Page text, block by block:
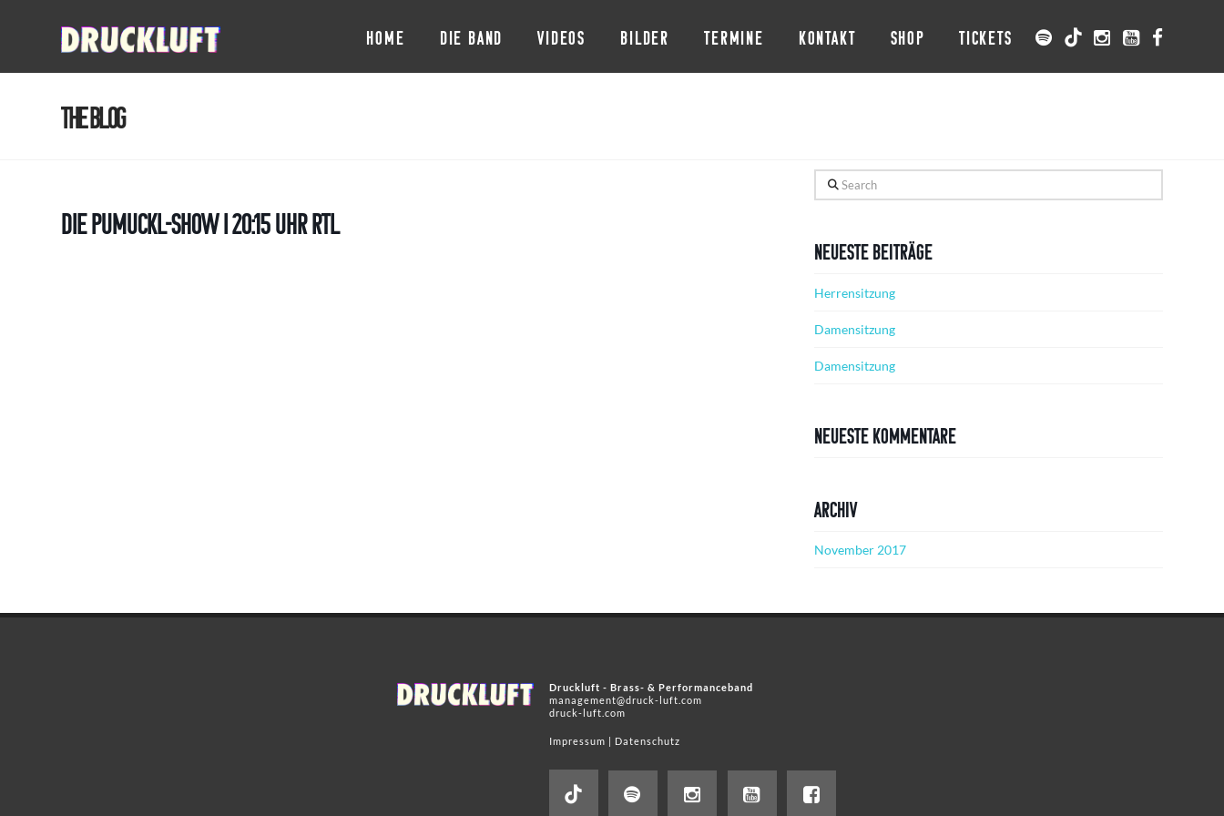
HOME DIE BAND VIDEOS BILDER TERMINE KONTAKT SHOP TICKETS
The Blog
Die Pumuckl-Show I 20:15 Uhr RTL
Search
Neueste Beiträge
Herrensitzung
Damensitzung
Damensitzung
Neueste Kommentare
Archiv
November 2017
Druckluft - Brass- & Performanceband
management@druck-luft.com
druck-luft.com
Impressum | Datenschutz